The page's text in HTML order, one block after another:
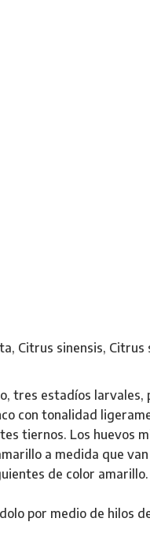
Citrus sinensis, Citrus
tres estadíos
con tonalidad
tiernos. Los huevos
a medida que
de color
por medio de hilos